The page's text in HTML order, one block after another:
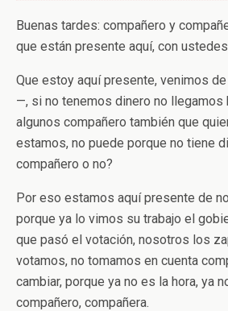
Buenas tardes: compañero y
que están presente aquí, con
Que estoy aquí presente, venimos
—, si no tenemos dinero no llegamos
algunos compañero también que
estamos, no puede porque no tiene
compañero o no?
Por eso estamos aquí presente de
porque ya lo vimos su trabajo el
que pasó el votación, nosotros los
votamos, no tomamos en cuenta
cambiar, porque ya no es la hora, ya
compañero, compañera.